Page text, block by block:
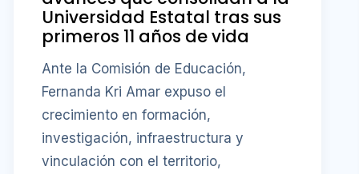
Universidad Estatal tras sus
primeros 11 años de vida
Ante la Comisión de Educación,
Fernanda Kri Amar expuso el
crecimiento en formación,
investigación, infraestructura y
vinculación con el territorio,